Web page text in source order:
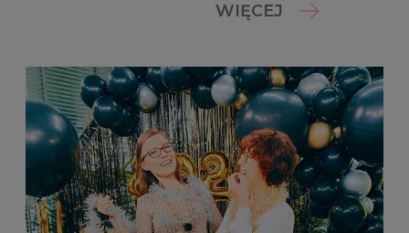
WIĘCEJ